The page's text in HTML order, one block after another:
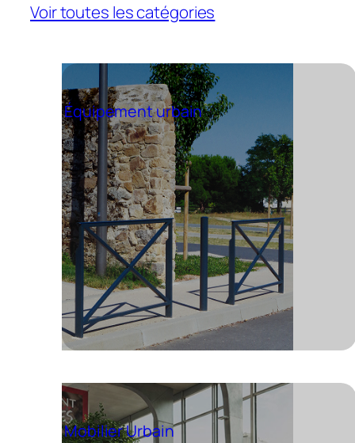
Voir toutes les catégories
Équipement urbain
Mobilier Urbain